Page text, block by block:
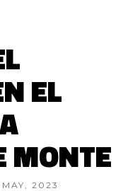
EL
MONTE
2023